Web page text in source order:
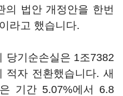
의 법안 개정안을 한번
라고 했습니다.
당기순손실은 1조7382
적자 전환했습니다. 새
기간 5.07%에서 6.8